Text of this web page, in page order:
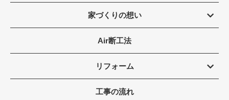
家づくりの想い
Air断工法
リフォーム
工事の流れ